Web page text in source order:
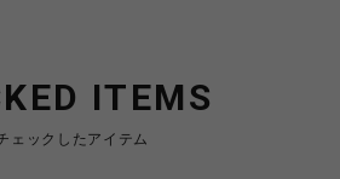
ITEMS
ェックしたアイテム